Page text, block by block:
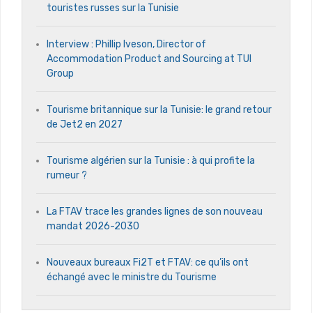
touristes russes sur la Tunisie
Interview : Phillip Iveson, Director of
Accommodation Product and Sourcing at TUI
Group
Tourisme britannique sur la Tunisie: le grand retour
de Jet2 en 2027
Tourisme algérien sur la Tunisie : à qui profite la
rumeur ?
La FTAV trace les grandes lignes de son nouveau
mandat 2026-2030
Nouveaux bureaux Fi2T et FTAV: ce qu’ils ont
échangé avec le ministre du Tourisme